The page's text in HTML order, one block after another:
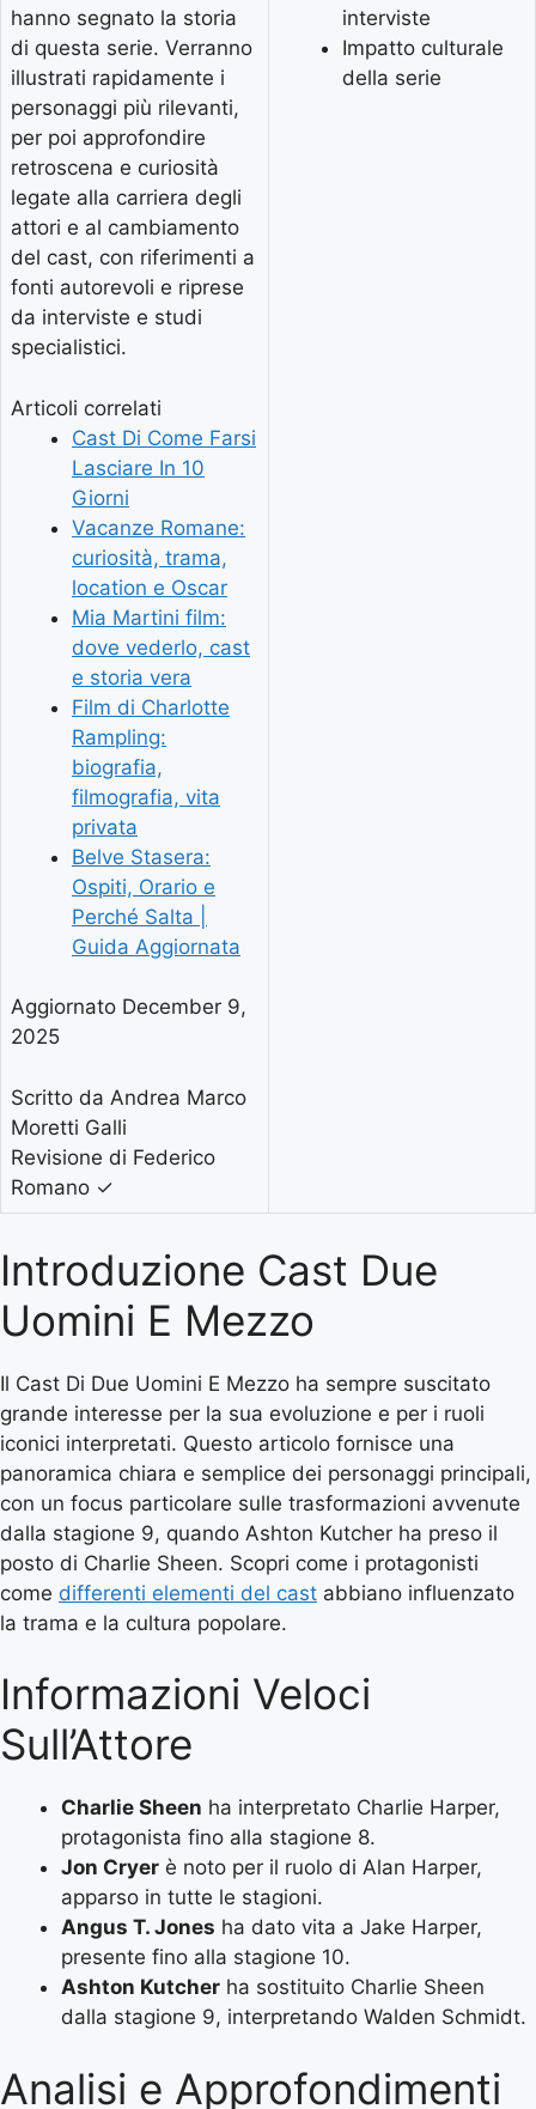
hanno segnato la storia
di questa serie. Verranno
illustrati rapidamente i
personaggi più rilevanti,
per poi approfondire
retroscena e curiosità
legate alla carriera degli
attori e al cambiamento
del cast, con riferimenti a
fonti autorevoli e riprese
da interviste e studi
specialistici.
Articoli correlati
Cast Di Come Farsi
Lasciare In 10
Giorni
Vacanze Romane:
curiosità, trama,
location e Oscar
Mia Martini film:
dove vederlo, cast
e storia vera
Film di Charlotte
Rampling:
biografia,
filmografia, vita
privata
Belve Stasera:
Ospiti, Orario e
Perché Salta |
Guida Aggiornata
Aggiornato December 9,
2025
Scritto da Andrea Marco
Moretti Galli
Revisione di Federico
Romano ✓
interviste
Impatto culturale
della serie
Introduzione Cast Due
Uomini E Mezzo
Il Cast Di Due Uomini E Mezzo ha sempre suscitato
grande interesse per la sua evoluzione e per i ruoli
iconici interpretati. Questo articolo fornisce una
panoramica chiara e semplice dei personaggi principali,
con un focus particolare sulle trasformazioni avvenute
dalla stagione 9, quando Ashton Kutcher ha preso il
posto di Charlie Sheen. Scopri come i protagonisti
come differenti elementi del cast abbiano influenzato
la trama e la cultura popolare.
Informazioni Veloci
Sull’Attore
Charlie Sheen ha interpretato Charlie Harper,
protagonista fino alla stagione 8.
Jon Cryer è noto per il ruolo di Alan Harper,
apparso in tutte le stagioni.
Angus T. Jones ha dato vita a Jake Harper,
presente fino alla stagione 10.
Ashton Kutcher ha sostituito Charlie Sheen
dalla stagione 9, interpretando Walden Schmidt.
Analisi e Approfondimenti